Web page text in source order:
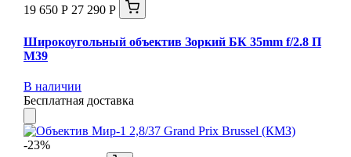
19 650 Р 27 290 Р
Широкоугольный объектив Зоркий БК 35mm f/2.8 П
М39
В наличии
Бесплатная доставка
-23%